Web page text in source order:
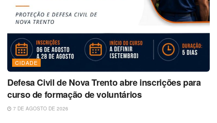
CIDADE
Defesa Civil de Nova Trento abre inscrições para
curso de formação de voluntários
7 DE AGOSTO DE 2026